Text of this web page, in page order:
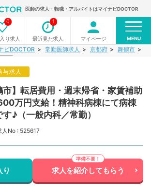
医師の求人・転職・アルバイトはマイナビDOCTOR
り求人
0
最近見た求人
1
マイページ MENU
ビDOCTOR 常勤医師求人 京都府 舞鶴市
与求人
市】転居費用・週末帰省・家賃補助
万円支給！精神科病棟にて病棟
♪（一般内科／常勤）
人No : 525617
り 求人を紹介してもらう